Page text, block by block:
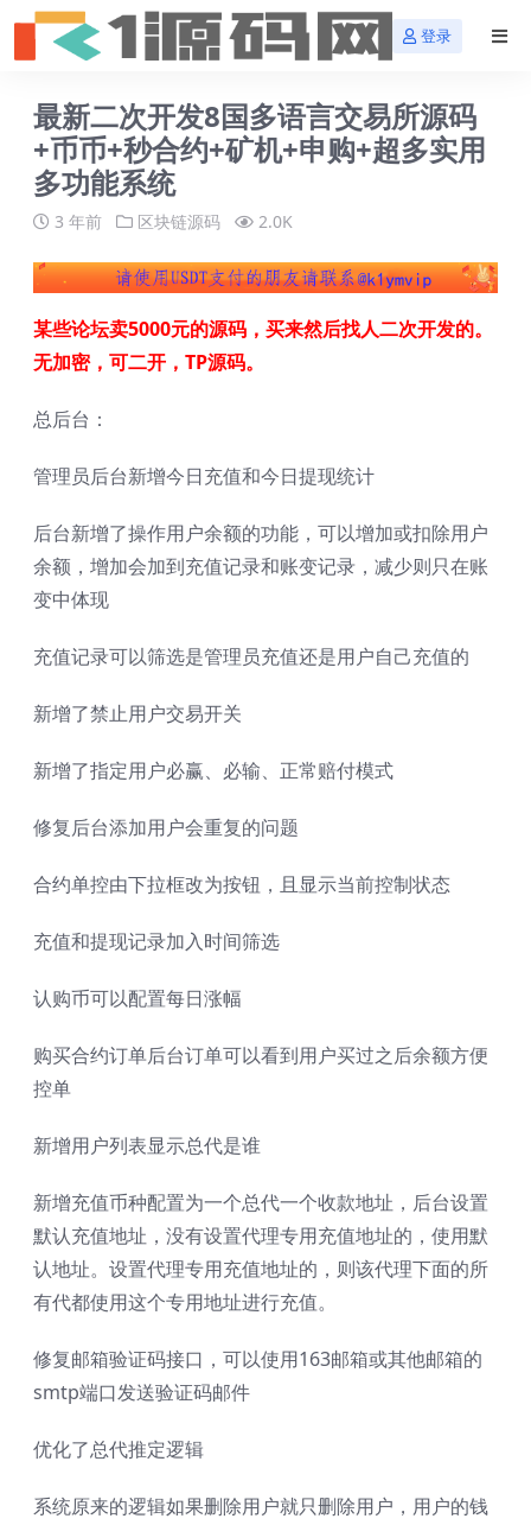
登录
最新二次开发8国多语言交易所源码
+币币+秒合约+矿机+申购+超多实用
多功能系统
3 年前 区块链源码 2.0K
某些论坛卖5000元的源码，买来然后找人二次开发的。
无加密，可二开，TP源码。
总后台：
管理员后台新增今日充值和今日提现统计
后台新增了操作用户余额的功能，可以增加或扣除用户
余额，增加会加到充值记录和账变记录，减少则只在账
变中体现
充值记录可以筛选是管理员充值还是用户自己充值的
新增了禁止用户交易开关
新增了指定用户必赢、必输、正常赔付模式
修复后台添加用户会重复的问题
合约单控由下拉框改为按钮，且显示当前控制状态
充值和提现记录加入时间筛选
认购币可以配置每日涨幅
购买合约订单后台订单可以看到用户买过之后余额方便
控单
新增用户列表显示总代是谁
新增充值币种配置为一个总代一个收款地址，后台设置
默认充值地址，没有设置代理专用充值地址的，使用默
认地址。设置代理专用充值地址的，则该代理下面的所
有代都使用这个专用地址进行充值。
修复邮箱验证码接口，可以使用163邮箱或其他邮箱的
smtp端口发送验证码邮件
优化了总代推定逻辑
系统原来的逻辑如果删除用户就只删除用户，用户的钱